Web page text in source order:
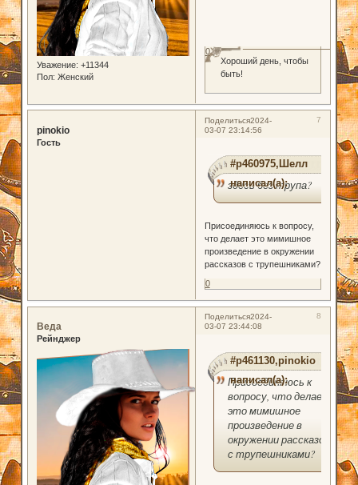
Уважение: +11344
Пол: Женский
Хороший день, чтобы
быть!
0
Поделиться 7
2024-
03-07 23:14:56
pinokio
Гость
#p460975,Шелл
написал(а):
здесь без трупа?
Присоединяюсь к вопросу,
что делает это мимишное
произведение в окружении
рассказов с трупешниками?
0
Поделиться 8
2024-
03-07 23:44:08
Веда
Рейнджер
#p461130,pinokio
написал(а):
Присоединяюсь к
вопросу, что делает
это мимишное
произведение в
окружении рассказов
с трупешниками?